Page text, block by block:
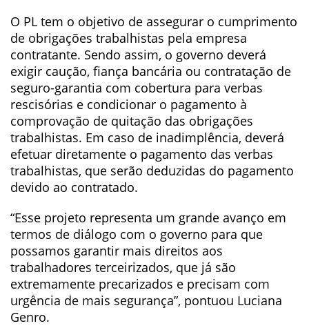
O PL tem o objetivo de assegurar o cumprimento
de obrigações trabalhistas pela empresa
contratante. Sendo assim, o governo deverá
exigir caução, fiança bancária ou contratação de
seguro-garantia com cobertura para verbas
rescisórias e condicionar o pagamento à
comprovação de quitação das obrigações
trabalhistas. Em caso de inadimplência, deverá
efetuar diretamente o pagamento das verbas
trabalhistas, que serão deduzidas do pagamento
devido ao contratado.
“Esse projeto representa um grande avanço em
termos de diálogo com o governo para que
possamos garantir mais direitos aos
trabalhadores terceirizados, que já são
extremamente precarizados e precisam com
urgência de mais segurança”, pontuou Luciana
Genro.